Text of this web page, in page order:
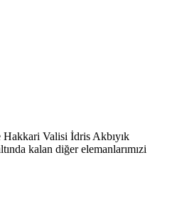
Hakkari Valisi İdris Akbıyık
kalan diğer elemanlarımızi